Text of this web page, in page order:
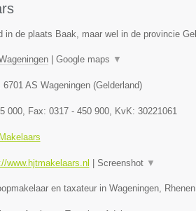
in de plaats Baak, maar wel in de provincie
| Google maps ▼
6701 AS Wageningen(Gelderland)
000, Fax: 0317 - 450 900, KvK: 30221061
www.hjtmakelaars.nl Screenshot ▼
en taxateur in Wageningen,